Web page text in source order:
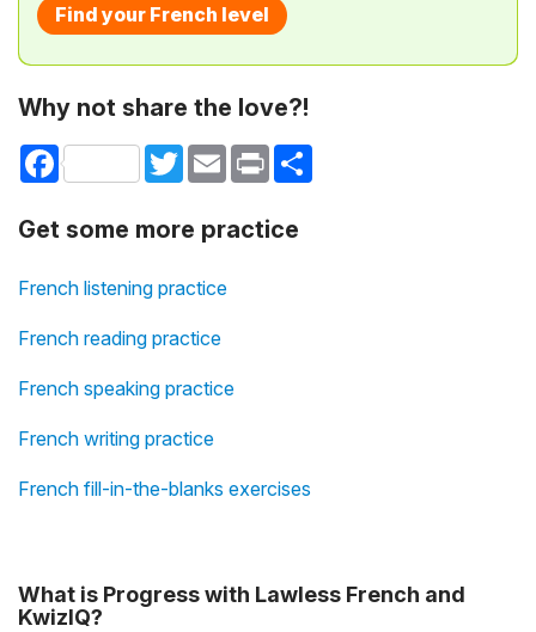
Find your French level
Why not share the love?!
Facebook TwitterEmail Print
Get some more practice
French listening practice
French reading practice
French speaking practice
French writing practice
French fill-in-the-blanks exercises
What is Progress with Lawless French and
KwizIQ?